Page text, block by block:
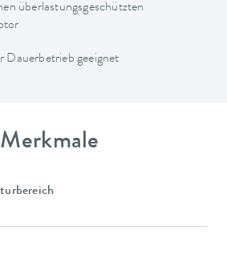
überlastungsgeschützten
Dauerbetrieb geeignet